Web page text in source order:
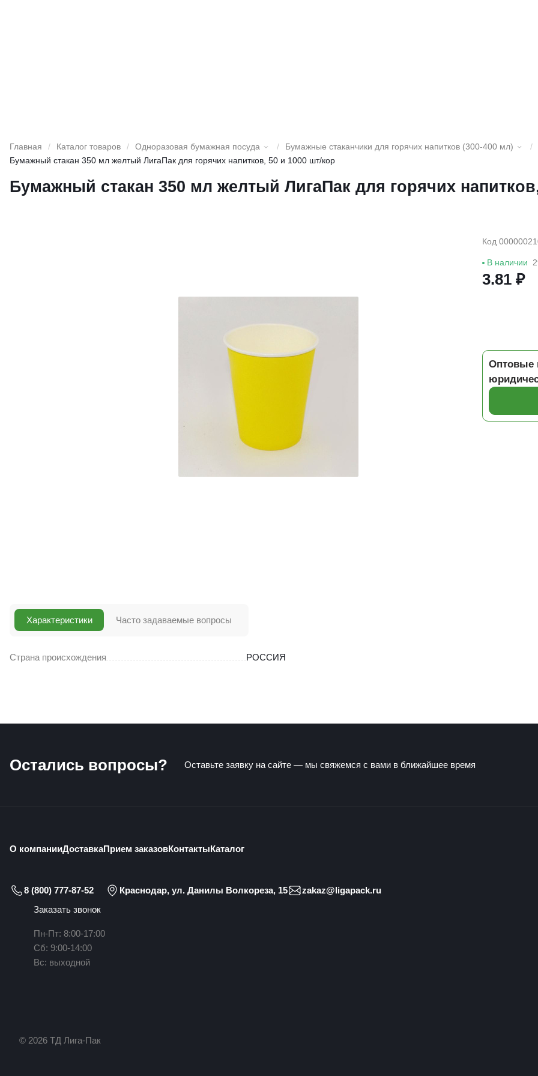
Главная / Каталог товаров / Одноразовая бумажная посуда / Бумажные стаканчики для горячих напитков (300-400 мл)
/
Бумажный стакан 350 мл желтый ЛигаПак для горячих напитков, 50 и 1000 шт/кор
Бумажный стакан 350 мл желтый ЛигаПак для горячих
Код
В наличии
3.81 ₽
Оптовые
Характеристики
Страна происхождения РОССИЯ
Часто задаваемые вопросы
Остались вопросы? Оставьте заявку на сайте — мы свяжемся с вами в ближайшее время
О компанииДоставкаПрием заказовКонтактыКаталог
8 (800) 777-87-52
Заказать звонок
Пн-Пт: 8:00-17:00
Сб: 9:00-14:00
Вс: выходной
Краснодар, ул. Данилы Волкореза, 15 zakaz@ligapack.ru
© 2026 ТД Лига-Пак